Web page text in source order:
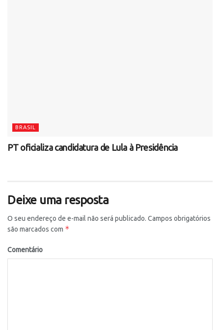
BRASIL
PT oficializa candidatura de Lula à Presidência
Deixe uma resposta
O seu endereço de e-mail não será publicado. Campos obrigatórios
são marcados com *
Comentário